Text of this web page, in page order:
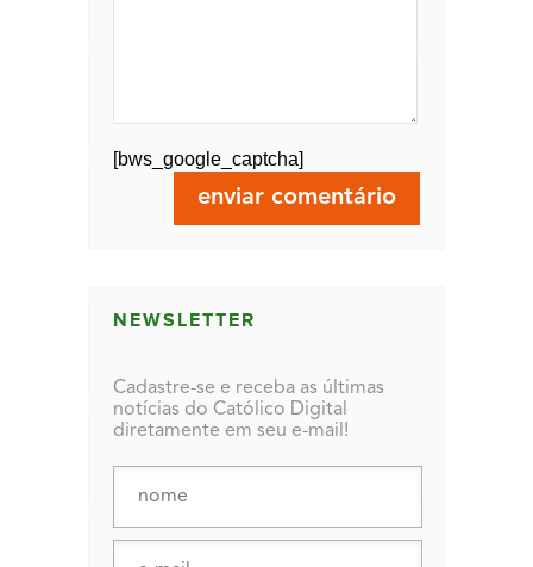
[bws_google_captcha]
NEWSLETTER
Cadastre-se e receba as últimas
notícias do Católico Digital
diretamente em seu e-mail!